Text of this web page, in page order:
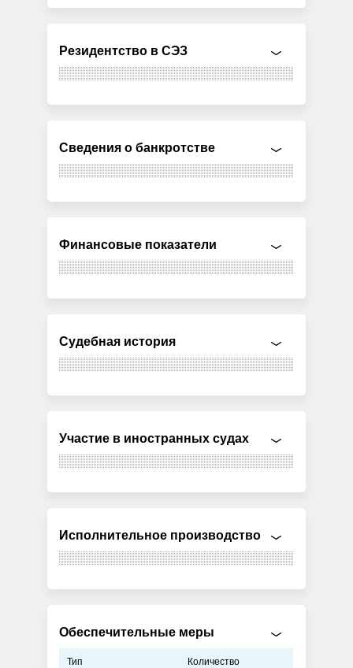
Резидентство в СЭЗ
Сведения о банкротстве
Финансовые показатели
Судебная история
Участие в иностранных судах
Исполнительное производство
Обеспечительные меры
Тип Количество